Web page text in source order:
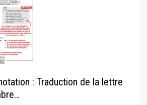
: Traduction de la lettre